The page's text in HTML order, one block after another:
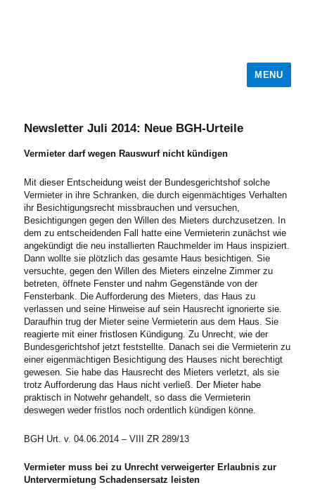
MENU
Newsletter Juli 2014: Neue BGH-Urteile
Vermieter darf wegen Rauswurf nicht kündigen
Mit dieser Entscheidung weist der Bundesgerichtshof solche
Vermieter in ihre Schranken, die durch eigenmächtiges Verhalten
ihr Besichtigungsrecht missbrauchen und versuchen,
Besichtigungen gegen den Willen des Mieters durchzusetzen. In
dem zu entscheidenden Fall hatte eine Vermieterin zunächst wie
angekündigt die neu installierten Rauchmelder im Haus inspiziert.
Dann wollte sie plötzlich das gesamte Haus besichtigen. Sie
versuchte, gegen den Willen des Mieters einzelne Zimmer zu
betreten, öffnete Fenster und nahm Gegenstände von der
Fensterbank. Die Aufforderung des Mieters, das Haus zu
verlassen und seine Hinweise auf sein Hausrecht ignorierte sie.
Daraufhin trug der Mieter seine Vermieterin aus dem Haus. Sie
reagierte mit einer fristlosen Kündigung. Zu Unrecht, wie der
Bundesgerichtshof jetzt feststellte. Danach sei die Vermieterin zu
einer eigenmächtigen Besichtigung des Hauses nicht berechtigt
gewesen. Sie habe das Hausrecht des Mieters verletzt, als sie
trotz Aufforderung das Haus nicht verließ. Der Mieter habe
praktisch in Notwehr gehandelt, so dass die Vermieterin
deswegen weder fristlos noch ordentlich kündigen könne.
BGH Urt. v. 04.06.2014 – VIII ZR 289/13
Vermieter muss bei zu Unrecht verweigerter Erlaubnis zur
Untervermietung Schadensersatz leisten